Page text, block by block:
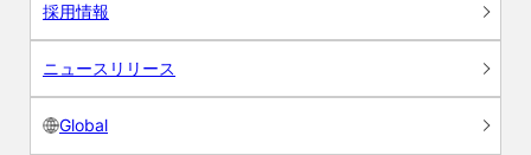
採用情報
ニュースリリース
Global